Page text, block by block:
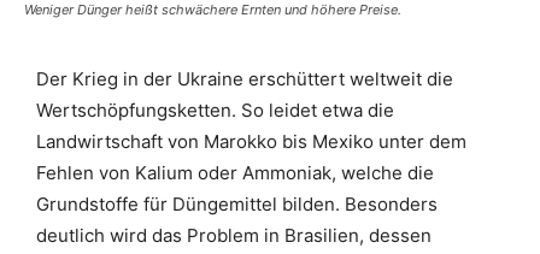
Weniger Dünger heißt schwächere Ernten und höhere Preise.
Der Krieg in der Ukraine erschüttert weltweit die
Wertschöpfungsketten. So leidet etwa die
Landwirtschaft von Marokko bis Mexiko unter dem
Fehlen von Kalium oder Ammoniak, welche die
Grundstoffe für Düngemittel bilden. Besonders
deutlich wird das Problem in Brasilien, dessen